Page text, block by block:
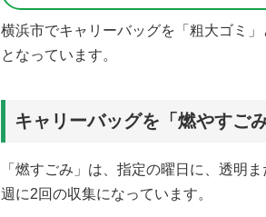
横浜市でキャリーバッグを「粗大ゴミ
となっています。
キャリーバッグを「燃やすご
「燃すごみ」は、指定の曜日に、透明
週に2回の収集になっています。